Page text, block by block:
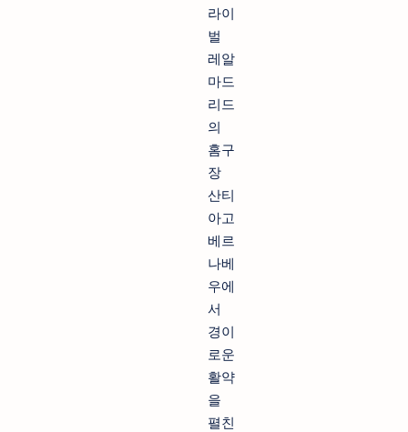
라이
벌
레알
마드
리드
의
홈구
장
산티
아고
베르
나베
우에
서
경이
로운
활약
을
펼친